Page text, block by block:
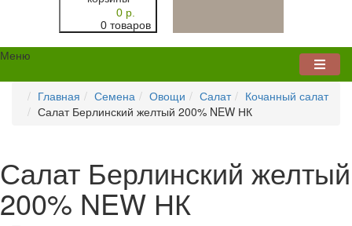
0 р.
0 товаров
Меню
Главная Семена Овощи Салат
Кочанный салат
Салат Берлинский желтый 200% NEW НК
Салат Берлинский желтый
200% NEW НК